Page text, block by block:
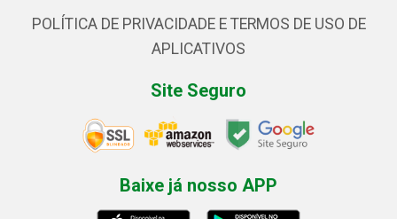
POLÍTICA DE PRIVACIDADE E TERMOS DE USO DE
APLICATIVOS
Site Seguro
Baixe já nosso APP